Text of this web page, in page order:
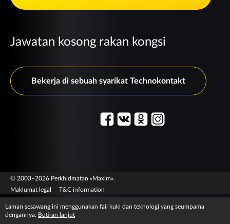
Jawatan kosong rakan kongsi
Bekerja di sebuah syarikat Technokontakt
© 2003–2026 Perkhidmatan «Maxim».
Maklumat legal
T&C information
Laman sesawang ini menggunakan fail kuki dan teknologi yang seumpama
dengannya. Butiran lanjut